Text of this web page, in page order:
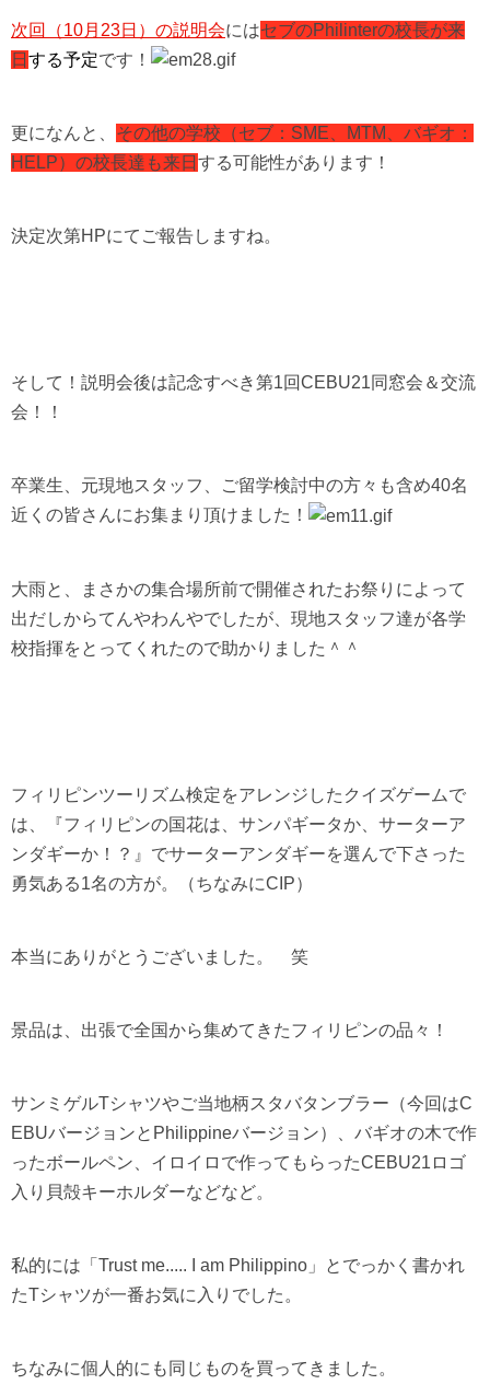
次回（10月 23日）の説明会にはセブのPhilinterの校長が来
日 する予定です！
更になんと、 その他の学校（セブ： SME MTM
、バギオ：
HELP）の校長達も来日 する可能性があります！
決定次第HPにてご報告しますね。
そして！説明会後は記念すべき第1回CEBU21同窓会＆交流
会！！
卒業生、元現地スタッフ、ご留学検討中の方々も含め40名
近くの皆さんにお集まり頂けました！
大雨と、まさかの集合場所前で開催されたお祭りによって
出だしからてんやわんやでしたが、現地スタッフ達が各学
校指揮をとってくれたので助かりました＾＾
フィリピンツーリズム検定をアレンジしたクイズゲームで
は、『フィリピンの国花は、サンパギータか、サーターア
ンダギーか！？』でサーターアンダギーを選んで下さった
勇気ある1名の方が。（ちなみにCIP）
本当にありがとうございました。 笑
景品は、出張で全国から集めてきたフィリピンの品々！
サンミゲルTシャツやご当地柄スタバタンブラー（今回はC
EBUバージョンと Philippineバージョン）、バギオの木で作
ったボールペン、イロイロで作ってもらったCEBU21 ロゴ
入り貝殻キーホルダーなどなど。
私的には「 Trust me..... I am Philippino 」とでっかく書かれ
たTシャツが一番お気に入りでした。
ちなみに個人的にも同じものを買ってきました。